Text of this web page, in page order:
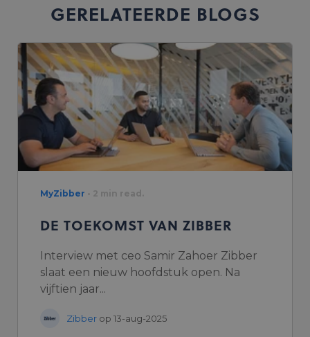
GERELATEERDE BLOGS
MyZibber • 2 min read.
DE TOEKOMST VAN ZIBBER
Interview met ceo Samir Zahoer Zibber
slaat een nieuw hoofdstuk open. Na
vijftien jaar...
Zibber op 13-aug-2025